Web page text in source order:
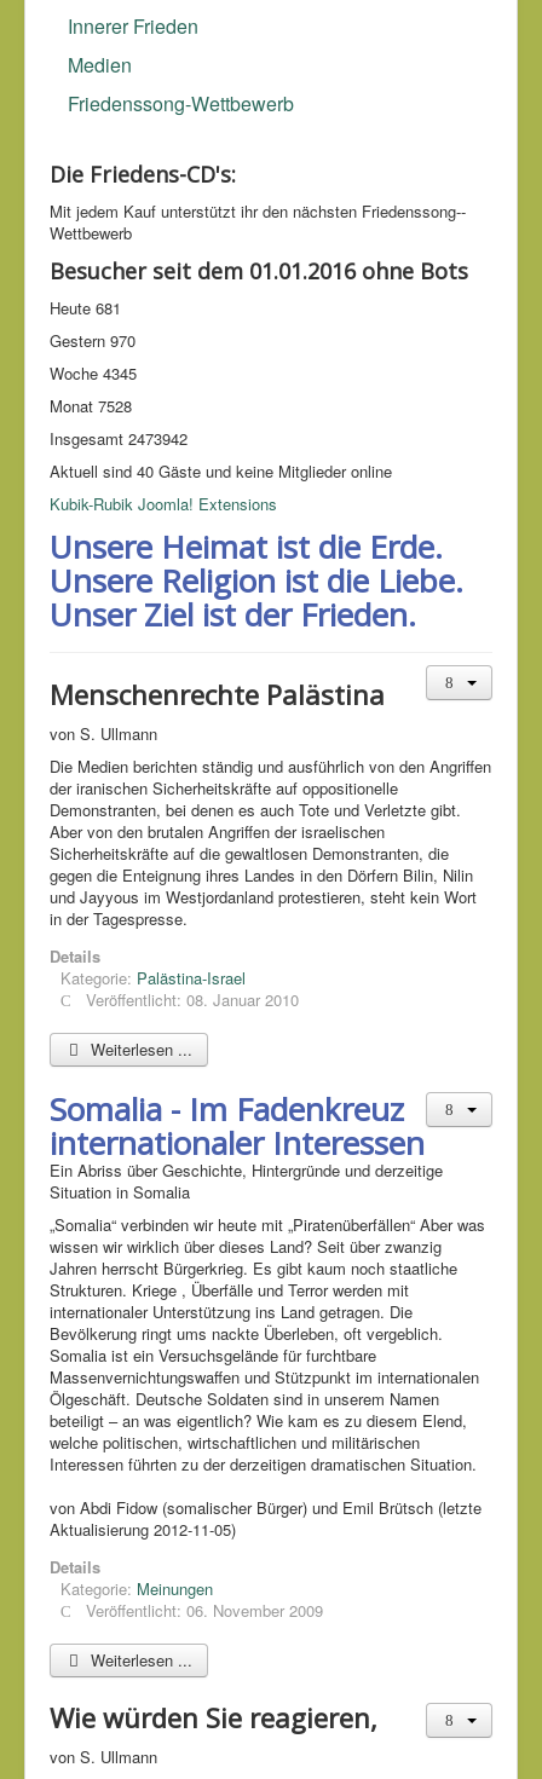
Innerer Frieden
Medien
Friedenssong-Wettbewerb
Die Friedens-CD's:
Mit jedem Kauf unter­stützt ihr den nächsten Friedens­song-­
Wettbe­werb
Besucher seit dem 01.01.2016 ohne Bots
Heute 681
Gestern 970
Woche 4345
Monat 7528
Insgesamt 2473942
Aktuell sind 40 Gäste und keine Mitglieder online
Kubik-Rubik Joomla! Extensions
Unsere Heimat ist die Erde.
Unsere Religion ist die Liebe.
Unser Ziel ist der Frieden.
Menschenrechte Palästina
von S. Ullmann
Die Medien berichten ständig und ausführlich von den Angriffen
der iranischen Sicherheitskräfte auf oppositionelle
Demonstranten, bei denen es auch Tote und Verletzte gibt.
Aber von den brutalen Angriffen der israelischen
Sicherheitskräfte auf die gewaltlosen Demonstranten, die
gegen die Enteignung ihres Landes in den Dörfern Bilin, Nilin
und Jayyous im Westjordanland protestieren, steht kein Wort
in der Tagespresse.
Details
Kategorie: Palästina-Israel
Veröffentlicht: 08. Januar 2010
Weiterlesen ...
Somalia - Im Fadenkreuz
internationaler Interessen
Ein Abriss über Geschichte, Hintergründe und derzeitige
Situation in Somalia
„Somalia“ verbinden wir heute mit „Piratenüberfällen“ Aber was
wissen wir wirklich über dieses Land? Seit über zwanzig
Jahren herrscht Bürgerkrieg. Es gibt kaum noch staatliche
Strukturen. Kriege , Überfälle und Terror werden mit
internationaler Unterstützung ins Land getragen. Die
Bevölkerung ringt ums nackte Überleben, oft vergeblich.
Somalia ist ein Versuchsgelände für furchtbare
Massenvernichtungswaffen und Stützpunkt im internationalen
Ölgeschäft. Deutsche Soldaten sind in unserem Namen
beteiligt – an was eigentlich? Wie kam es zu diesem Elend,
welche politischen, wirtschaftlichen und militärischen
Interessen führten zu der derzeitigen dramatischen Situation.
von Abdi Fidow (somalischer Bürger) und Emil Brütsch (letzte
Aktualisierung 2012-11-05)
Details
Kategorie: Meinungen
Veröffentlicht: 06. November 2009
Weiterlesen ...
Wie würden Sie reagieren,
von S. Ullmann